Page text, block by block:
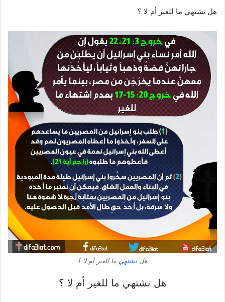
هل نشتهي ما للغير أم لا ؟
هل نشتهي ما للغير أم لا ؟
هل نشتهي ما للغير أم لا ؟